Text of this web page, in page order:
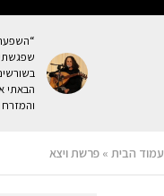
הבאתי
עמוד הבית » פרשת ויצא